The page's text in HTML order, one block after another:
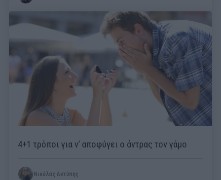
4+1 τρόποι για ν’ αποφύγει ο άντρας τον γάμο
Νικόλας Ακτύπης